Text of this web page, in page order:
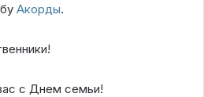
Акорды.
с Днем семьи!